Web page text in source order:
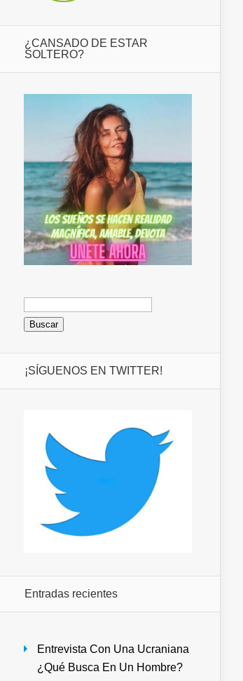
¿CANSADO DE ESTAR
SOLTERO?
Buscar:
¡SÍGUENOS EN TWITTER!
Entradas recientes
Entrevista Con Una Ucraniana
¿Qué Busca En Un Hombre?